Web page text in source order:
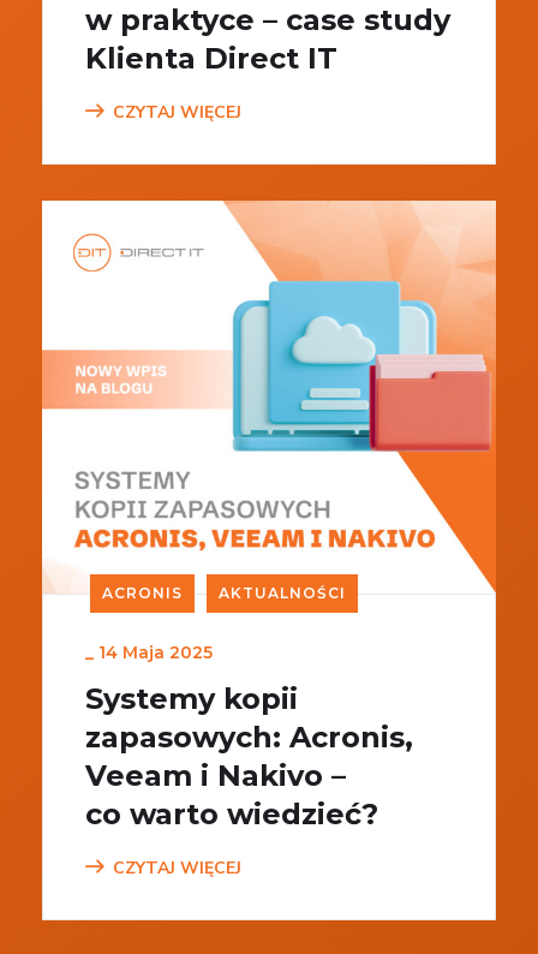
w praktyce – case study
Klienta Direct IT
CZYTAJ WIĘCEJ
ACRONIS AKTUALNOŚCI
_ 14 Maja 2025
Systemy kopii
zapasowych: Acronis,
Veeam i Nakivo –
co warto wiedzieć?
CZYTAJ WIĘCEJ